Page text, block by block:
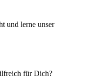
und lerne unser
für Dich?